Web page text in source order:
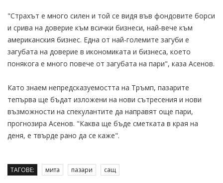
"Страхът е много силен и той се видя във фондовите борси
и срива на доверие към всички бизнеси, най-вече към
американския бизнес. Една от най-големите загуби е
загубата на доверие в икономиката и бизнеса, което
понякога е много повече от загубата на пари", каза Асенов.
Като знаем непредсказуемостта на Тръмп, пазарите
тепърва ще бъдат изложени на нови сътресения и нови
възможности на спекулантите да направят още пари,
прогнозира Асенов. "Каква ще бъде сметката в края на
деня, е твърде рано да се каже".
ТАГОВЕ: мита пазари сащ